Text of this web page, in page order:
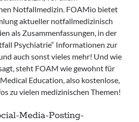
in Adult Patients in the
IAEM
in Emergency Departments“ der IFEM
Acute Upper Gastrointestinal Bleeding in the
IAEM
resolved unexplained events (BRUE) in
Notfallmedizin. FOAMio bietet
aktueller notfallmedizinisch
als Zusammenfassungen, in der
Psychiatrie“ Informationen zur
auch sonst vieles mehr! Und wie
steht FOAM wie gewohnt für
Education, also kostenlose,
zu vielen medizinischen Themen!
Media-Posting-